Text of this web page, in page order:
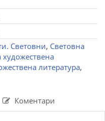
Световни, Световна
литература,
Коментари